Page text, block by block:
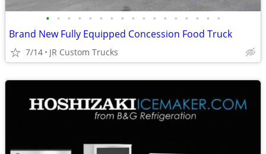
• • • • • • • • • • • • • • • • •
Brand New Fully Equipped Concession Food Truck
7/14 JR Custom Trucks